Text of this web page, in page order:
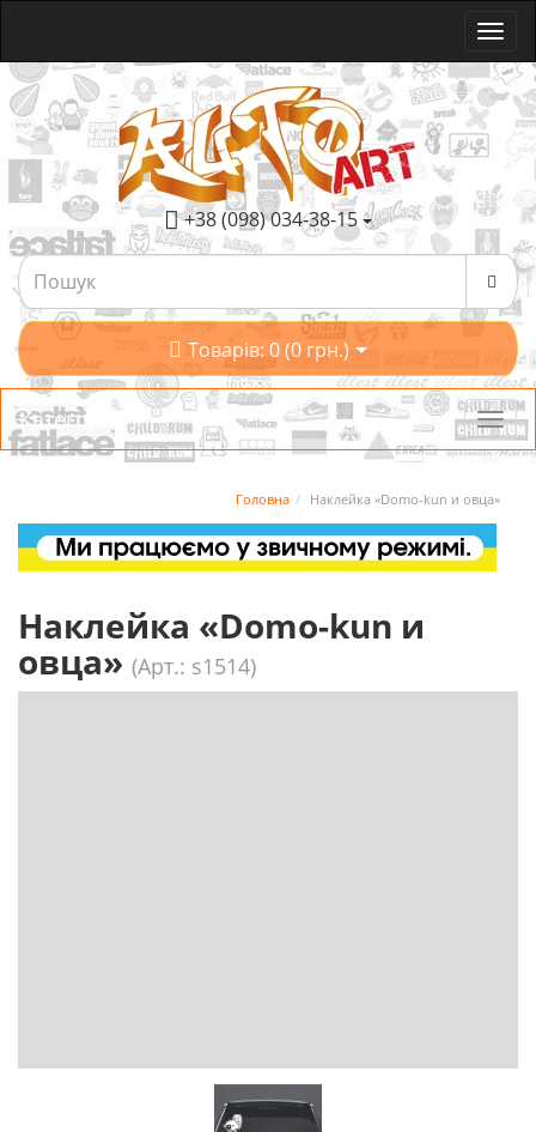
+38 (098) 034-38-15
Товарів: 0 (0 грн.)
Категорії
Головна Наклейка «Domo-kun и овца»
Наклейка «Domo-kun и
овца» (Арт.: s1514)